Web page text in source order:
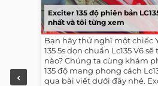
Exciter 135 độ phiên bản
nhất và tôi từng xem
Bạn hãy thử nghĩ một chiếc
135 5s dọn chuẩn Lc135 V6
nào? Chúng ta cùng khám
135 độ mang phong cách
qua bài viết dưới đây nhé.